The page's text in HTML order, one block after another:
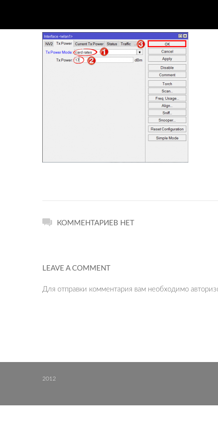
КОММЕНТАРИЕВ НЕТ
LEAVE A COMMENT
Для отправки комментария вам необходимо
2012